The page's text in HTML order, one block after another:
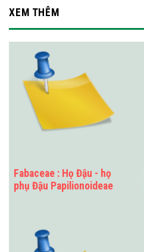
XEM THÊM
Fabaceae : Họ Đậu - họ
phụ Đậu Papilionoideae